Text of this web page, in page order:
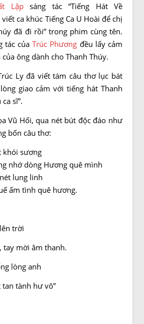
Lậpsáng tác “Tiếng Hát Về
viết ca khúc Tiếng Ca U Hoài để chị
đã đi rồi” trong phim cùng tên.
tác củaTrúc Phương đều lấy cảm
ông dành cho Thanh Thúy.
Ly đã viết tám câu thơ lục bát
giao cảm với tiếng hát Thanh
sĩ”.
Vũ Hối, qua nét bút độc đáo như
bốn câu thơ:
khói sương
nhớ dòng Hương quê mình
lung linh
ấm tình quê hương.
trời
tay mời âm thanh.
lòng anh
tành hư vô”